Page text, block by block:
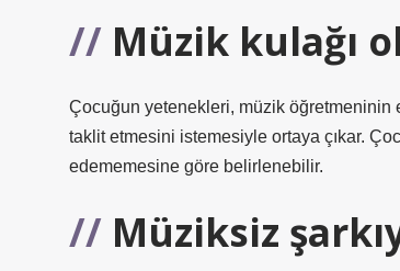
Müzik kulağı
Çocuğun yetenekleri, müzik öğretmeninin
taklit etmesini istemesiyle ortaya çıkar.
edememesine göre belirlenebilir.
Müziksiz